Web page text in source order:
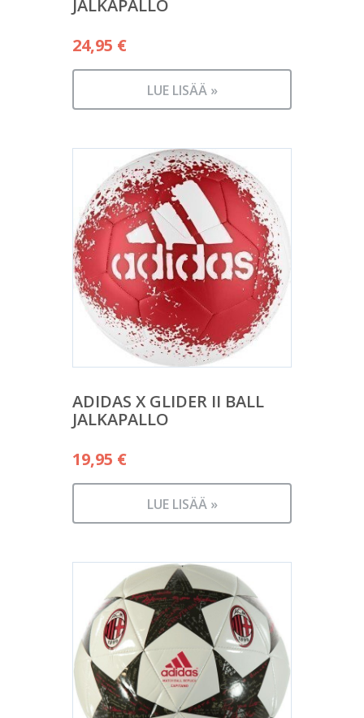
JALKAPALLO
24,95 €
LUE LISÄÄ »
ADIDAS X GLIDER II BALL
JALKAPALLO
19,95 €
LUE LISÄÄ »